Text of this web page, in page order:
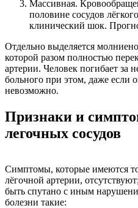
Массивная.
половине сосудов
клинический шок.
Отдельно выделяется
которой разом полностью
артерии. Человек погибает за
больного при этом, даже если
невозможно.
Признаки и
легочных сосудов
Симптомы, которые имеются
лёгочной артерии,
быть спутано с иным
болезни такие: